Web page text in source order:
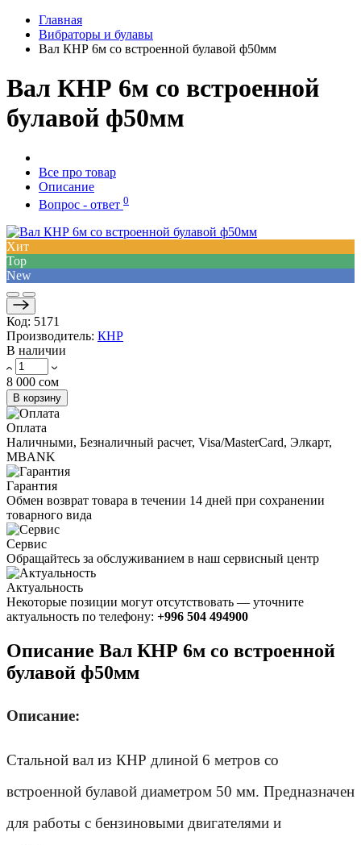
Главная
Вибраторы и булавы
Вал КНР 6м со встроенной булавой ф50мм
Вал КНР 6м со встроенной
булавой ф50мм
Все про товар
Описание
Вопрос - ответ 0
Хит
Top
New
Код: 5171
Производитель: КНР
В наличии
8 000 сом
В корзину
Оплата
Наличными, Безналичный расчет, Visa/MasterCard, Элкарт,
MBANK
Гарантия
Обмен возврат товара в течении 14 дней при сохранении
товарного вида
Сервис
Обращайтесь за обслуживанием в наш сервисный центр
Актуальность
Некоторые позиции могут отсутствовать — уточните
актуальность по телефону: +996 504 494900
Описание Вал КНР 6м со встроенной
булавой ф50мм
Описание:
Стальной вал из КНР длиной 6 метров со
встроенной булавой диаметром 50 мм. Предназначен
для работы с бензиновыми двигателями и